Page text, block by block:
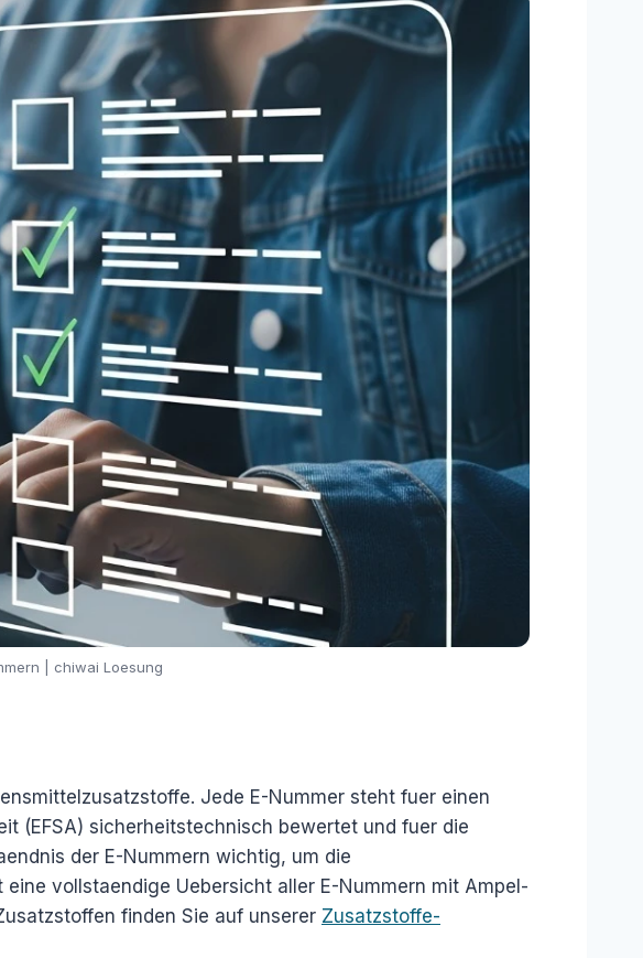
| chiwai Loesung
Jede E-Nummer steht fuer einen
(EFSA) sicherheitstechnisch bewertet und fuer die
der E-Nummern wichtig, um die
vollstaendige Uebersicht aller E-Nummern mit Ampel-
finden Sie auf unserer Zusatzstoffe-